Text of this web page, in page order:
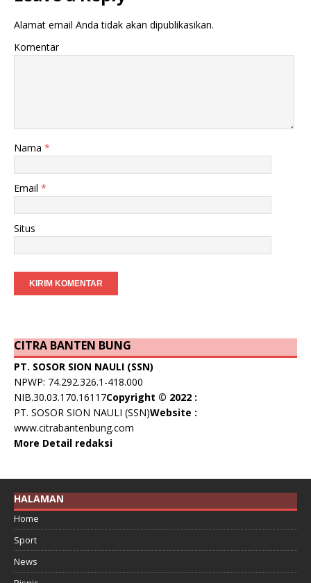
Alamat email Anda tidak akan dipublikasikan.
Komentar
Nama *
Email *
Situs
CITRA BANTEN BUNG
PT. SOSOR SION NAULI (SSN)
NPWP: 74.292.326.1-418.000
NIB.30.03.170.16117Copyright © 2022 :
PT. SOSOR SION NAULI (SSN)Website :
www.citrabantenbung.com
More Detail redaksi
HALAMAN
Home
Sport
News